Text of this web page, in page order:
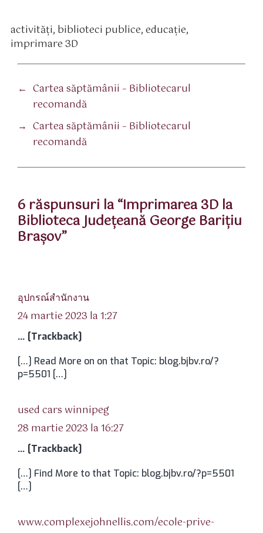
activităţi, biblioteci publice,educaţie,
imprimare 3D
← Cartea săptămânii – Bibliotecarul
recomandă
→ Cartea săptămânii – Bibliotecarul
recomandă
6 răspunsuri la “Imprimarea 3D la
Biblioteca Județeană George Barițiu
Brașov”
อุปกรณ์สำนักงาน
24 martie 2023 la 1:27
… [Trackback]
[…] Read More on on that Topic: blog.bjbv.ro/?
p=5501 […]
used cars winnipeg
28 martie 2023 la 16:27
… [Trackback]
[…] Find More to that Topic: blog.bjbv.ro/?p=5501
[…]
www.complexejohnellis.com/ecole-prive-